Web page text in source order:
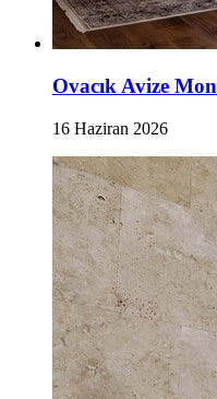
Ovacık Avize
16 Haziran 2026